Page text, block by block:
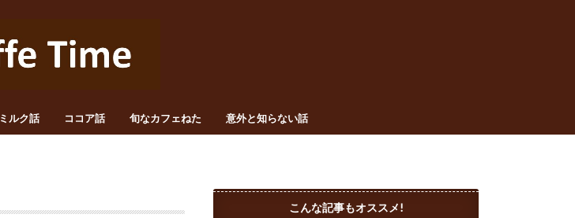
ミルク話 ココア話 旬なカフェねた 意外と知らない話
こんな記事もオススメ!